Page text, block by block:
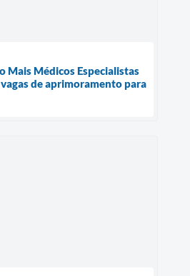
Mais Médicos Especialistas
de aprimoramento para